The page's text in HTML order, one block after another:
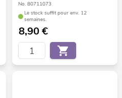
No. 80711073
Le stock suffit pour env. 12
semaines.
8,90€